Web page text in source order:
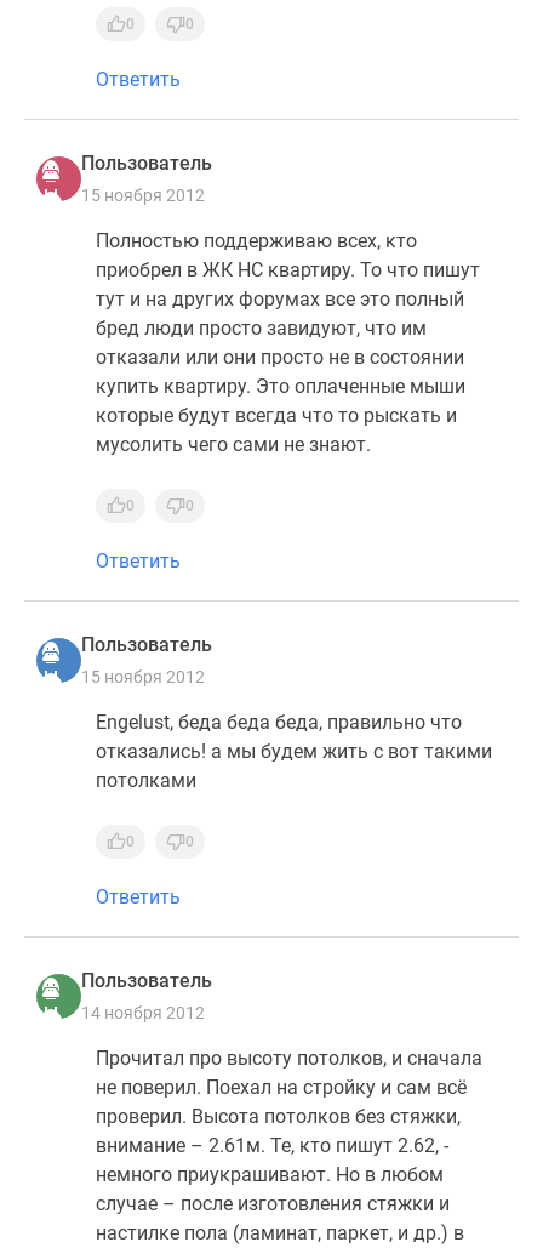
0 0
Ответить
Пользователь
15 ноября 2012
Полностью поддерживаю всех, кто
приобрел в ЖК НС квартиру. То что пишут
тут и на других форумах все это полный
бред люди просто завидуют, что им
отказали или они просто не в состоянии
купить квартиру. Это оплаченные мыши
которые будут всегда что то рыскать и
мусолить чего сами не знают.
0 0
Ответить
Пользователь
15 ноября 2012
Engelust, беда беда беда, правильно что
отказались! а мы будем жить с вот такими
потолками
0 0
Ответить
Пользователь
14 ноября 2012
Прочитал про высоту потолков, и сначала
не поверил. Поехал на стройку и сам всё
проверил. Высота потолков без стяжки,
внимание – 2.61м. Те, кто пишут 2.62, -
немного приукрашивают. Но в любом
случае – после изготовления стяжки и
настилке пола (ламинат, паркет, и др.) в